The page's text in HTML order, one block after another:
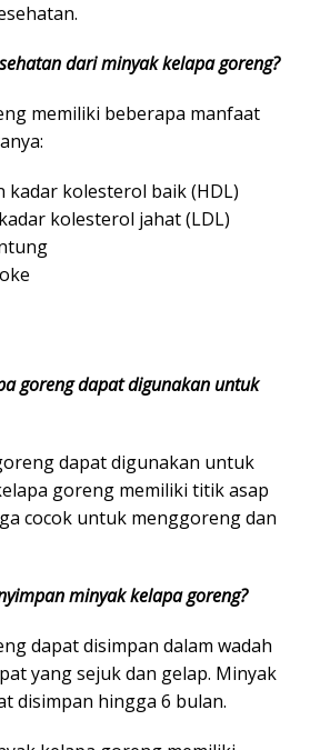
dari minyak kelapa goreng?
memiliki beberapa manfaat
kadar kolesterol baik (HDL)
kolesterol jahat (LDL)
goreng dapat digunakan untuk
dapat digunakan untuk
goreng memiliki titik asap
cocok untuk menggoreng dan
minyak kelapa goreng?
dapat disimpan dalam wadah
yang sejuk dan gelap. Minyak
disimpan hingga 6 bulan.